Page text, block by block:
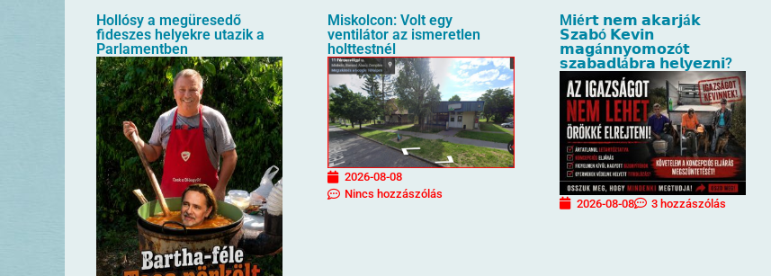
Hollósy a megüresedő
fideszes helyekre utazik a
Parlamentben
Miskolcon: Volt egy
ventilátor az ismeretlen
holttestnél
2026-08-08
Nincs hozzászólás
M𝗶é𝗿𝘁 𝗻𝗲𝗺 𝗮𝗸𝗮𝗿𝗷á𝗸
𝗦𝘇𝗮𝗯ó 𝗞𝗲𝘃𝗶𝗻
𝗺𝗮𝗴á𝗻𝗻𝘆𝗼𝗺𝗼𝘇ó𝘁
𝘀𝘇𝗮𝗯𝗮𝗱𝗹á𝗯𝗿𝗮 𝗵𝗲𝗹𝘆𝗲𝘇𝗻𝗶?
2026-08-08 3 hozzászólás